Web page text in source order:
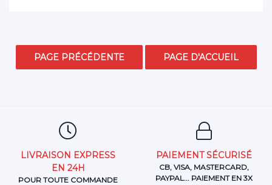
LIVRAISON EXPRESS
EN 24H
POUR TOUTE COMMANDE
PAIEMENT SÉCURISÉ
CB, VISA, MASTERCARD,
PAYPAL... PAIEMENT EN 3X